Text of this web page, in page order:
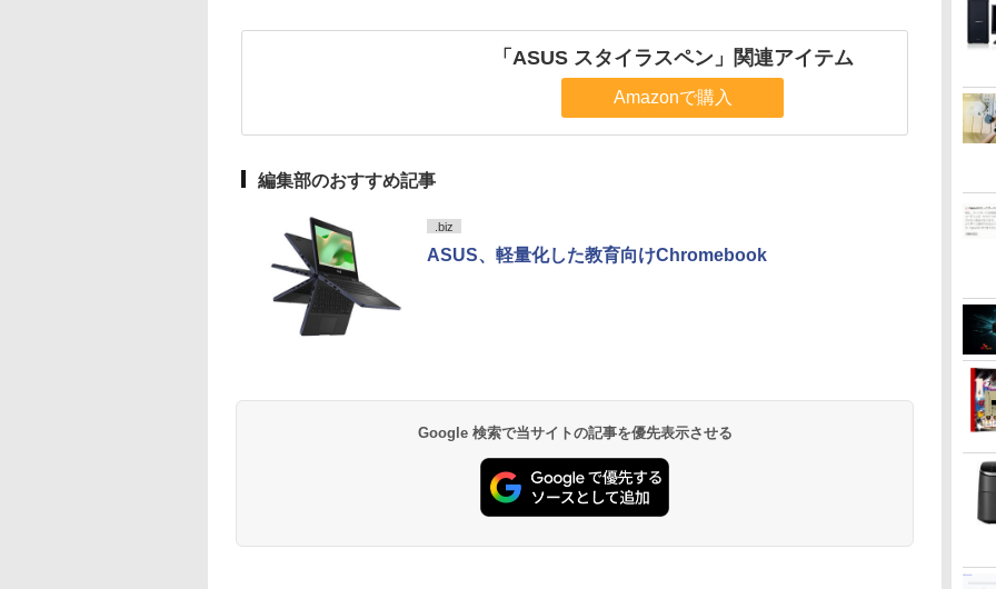
「ASUS スタイラスペン」関連アイテム
Amazonで購入
編集部のおすすめ記事
.biz
ASUS、軽量化した教育向けChromebook
Google 検索で当サイトの記事を優先表示させる